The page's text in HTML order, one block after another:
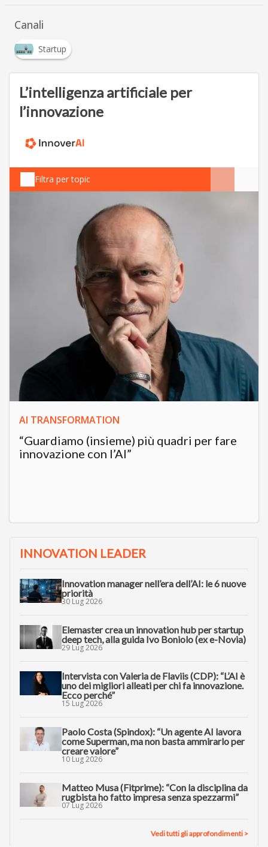
Canali
Startup
L’intelligenza artificiale per
l’innovazione
Filtra per topic
AI TRANSFORMATION
“Guardiamo (insieme) più quadri per fare
innovazione con l’AI”
INNOVATION LEADER
Innovation manager nell’era dell’AI: le 6 nuove
priorità
30 Lug 2026
Elemaster crea un innovation hub per startup
deep tech, alla guida Ivo Boniolo (ex e-Novia)
29 Lug 2026
Intervista con Valeria de Flaviis (CDP): “L’AI è
uno dei migliori alleati per chi fa innovazione.
Ecco perché”
15 Lug 2026
Paolo Costa (Spindox): “Un agente AI lavora
come Superman, ma non basta ammirarlo per
creare valore”
10 Lug 2026
Matteo Musa (Fitprime): “Con la disciplina da
rugbista ho fatto impresa senza spezzarmi”
07 Lug 2026
Vedi tutti gli approfondimenti >